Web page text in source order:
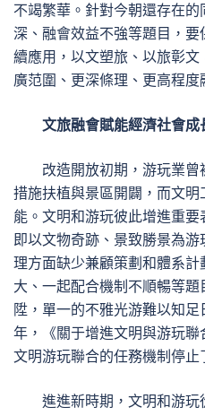
不竭繁華。針對今朝還存在
深、融會效益不強等題目，
續應用，以文塑旅、以旅彰
廣范圍、更深條理、更高程度
文旅融會賦能經濟社會成
改造開放初期，游玩業
措施扶植與景區開闢，而文
能。文明和游玩彼此增進重要
即以文物奇跡、景致勝景為
理方面缺少兼顧策劃和體系
大、一起配合機制不順暢等
陞，單一的不雅光游難以知
年，《關于增進文明與游玩
文明游玩聯合的任務機制停止
進進新時期，文明和游